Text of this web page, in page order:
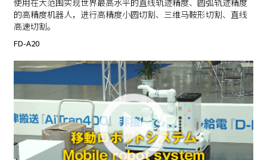
的高精度机器人，进行高精度小圆切割、三维马鞍形切割、直线
高速切割。
FD-A20